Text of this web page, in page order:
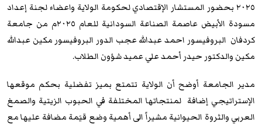
٢٠٢٥ بحضور المستشار الإقتصادي لحكومة الولاية واعضاء لجنة إعداد
مسودة الأبيض عاصمة الصناعة السودانية للعام ٢٠٢٥م من جامعة
كردفان البروفيسور احمد عبدالله عجب الدور البروفيسور مكين عبدالله
مكين والدكتور حيدر أحمد علي عميد شؤون الطلاب.
مدير الجامعة أوضح أن الولاية تتمتع بميز تفضلية بحكم موقعها
الإستراتيجي إضافة لمنتجاتها المختلفة في الحبوب الزيتية والصمغ
العربي والثروة الحيوانية مشيراً الى أهمية وضع قيَمة مضافة عليها مع